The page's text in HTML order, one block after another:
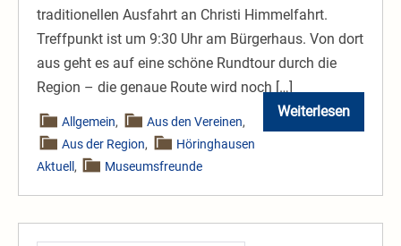
traditionellen Ausfahrt an Christi Himmelfahrt.
Treffpunkt ist um 9:30 Uhr am Bürgerhaus. Von dort
aus geht es auf eine schöne Rundtour durch die
Region – die genaue Route wird noch […]
Weiterlesen
Ausfahrt
der
Allgemein, Aus den Vereinen,
Aus der Region,
Höringhausen
Aktuell , Museumsfreunde